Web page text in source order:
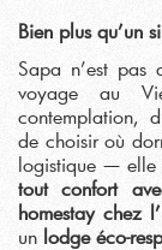
Bien plus qu’un
Sapa n’est pas
voyage au
contemplation,
de choisir où
logistique — elle
tout confort
homestay chez
un lodge éco-